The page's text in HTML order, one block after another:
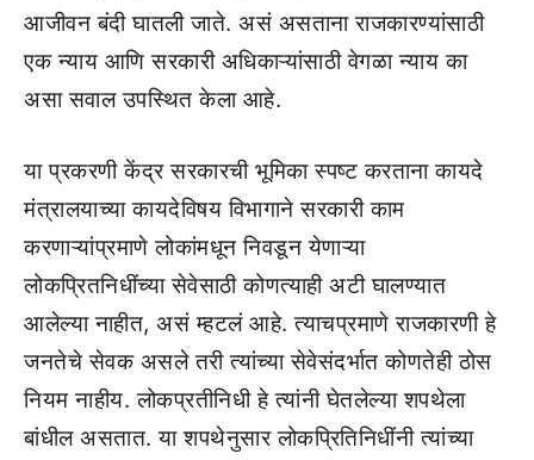
आजीवन बंदी घातली जाते. असं असताना राजकारण्यांसाठी
एक न्याय आणि सरकारी अधिकाऱ्यांसाठी वेगळा न्याय का
असा सवाल उपस्थित केला आहे.
या प्रकरणी केंद्र सरकारची भूमिका स्पष्ट करताना कायदे
मंत्रालयाच्या कायदेविषय विभागाने सरकारी काम
करणाऱ्यांप्रमाणे लोकांमधून निवडून येणाऱ्या
लोकप्रितनिधींच्या सेवेसाठी कोणत्याही अटी घालण्यात
आलेल्या नाहीत, असं म्हटलं आहे. त्याचप्रमाणे राजकारणी हे
जनतेचे सेवक असले तरी त्यांच्या सेवेसंदर्भात कोणतेही ठोस
नियम नाहीय. लोकप्रतीनिधी हे त्यांनी घेतलेल्या शपथेला
बांधील असतात. या शपथेनुसार लोकप्रितिनिधींनी त्यांच्या